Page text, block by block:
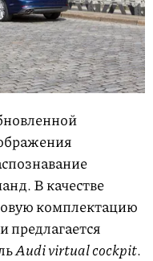
В качестве
комплектацию
предлагается
Audi virtual cockpit.